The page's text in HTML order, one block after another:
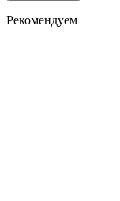
Рекомендуем